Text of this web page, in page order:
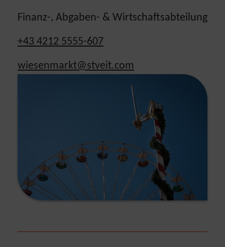
Finanz-, Abgaben- & Wirtschaftsabteilung
+43 4212 5555-607
wiesenmarkt@stveit.com